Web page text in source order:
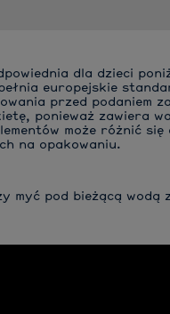
dla dzieci
europejskie
przed podaniem
ponieważ zawiera
może różnić się
na opakowaniu.
myć pod bieżącą wodą